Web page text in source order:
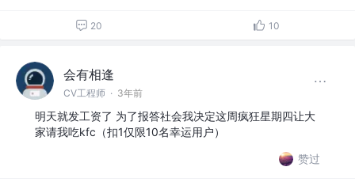
20 10
会有相逢
CV工程师 · 3年前
明天就发工资了 为了报答社会我决定这周疯狂星期四让大
家请我吃kfc（扣1仅限10名幸运用户）
赞过